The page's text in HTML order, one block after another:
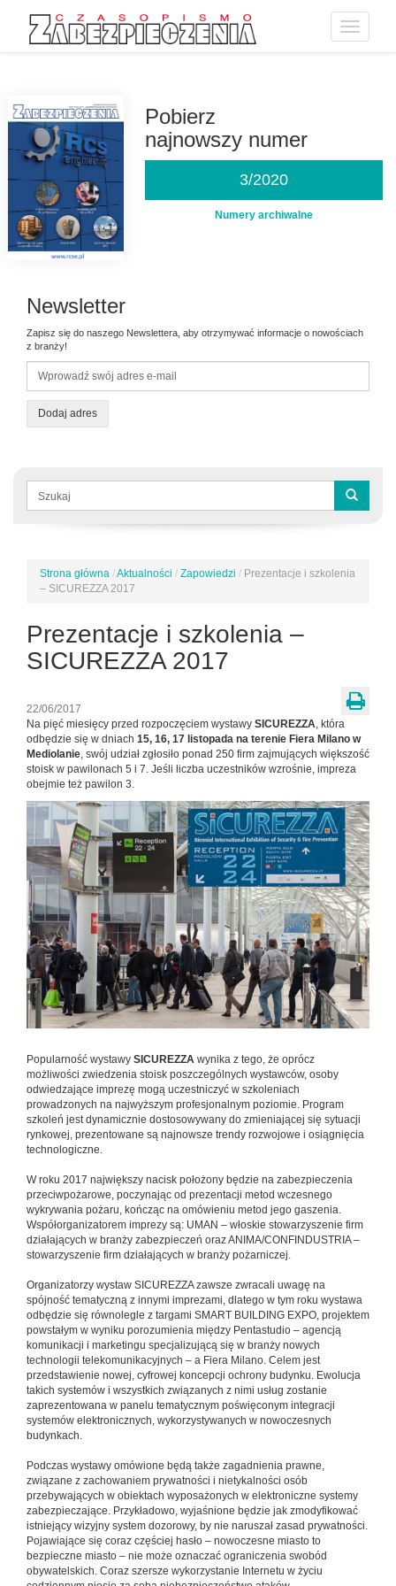
Toggle
Pobierz
najnowszy numer
3/2020
Numery archiwalne
Newsletter
Zapisz się do naszego Newslettera, aby otrzymywać informacje o nowościach
z branży!
Dodaj adres
Formularz
wyszukiwania
Jesteś
tutaj
Strona główna /Aktualności / Zapowiedzi / Prezentacje i szkolenia
– SICUREZZA 2017
Prezentacje i szkolenia –
SICUREZZA 2017
22/06/2017
Na pięć miesięcy przed rozpoczęciem wystawy SICUREZZA, która
odbędzie się w dniach 15, 16, 17 listopada na terenie Fiera Milano w
Mediolanie, swój udział zgłosiło ponad 250 firm zajmujących większość
stoisk w pawilonach 5 i 7. Jeśli liczba uczestników wzrośnie, impreza
obejmie też pawilon 3.
Popularność wystawy SICUREZZA wynika z tego, że oprócz
możliwości zwiedzenia stoisk poszczególnych wystawców, osoby
odwiedzające imprezę mogą uczestniczyć w szkoleniach
prowadzonych na najwyższym profesjonalnym poziomie. Program
szkoleń jest dynamicznie dostosowywany do zmieniającej się sytuacji
rynkowej, prezentowane są najnowsze trendy rozwojowe i osiągnięcia
technologiczne.
W roku 2017 największy nacisk położony będzie na zabezpieczenia
przeciwpożarowe, poczynając od prezentacji metod wczesnego
wykrywania pożaru, kończąc na omówieniu metod jego gaszenia.
Współorganizatorem imprezy są: UMAN – włoskie stowarzyszenie firm
działających w branży zabezpieczeń oraz ANIMA/CONFINDUSTRIA –
stowarzyszenie firm działających w branży pożarniczej.
Organizatorzy wystaw SICUREZZA zawsze zwracali uwagę na
spójność tematyczną z innymi imprezami, dlatego w tym roku wystawa
odbędzie się równolegle z targami SMART BUILDING EXPO, projektem
powstałym w wyniku porozumienia między Pentastudio – agencją
komunikacji i marketingu specjalizującą się w branży nowych
technologii telekomunikacyjnych – a Fiera Milano. Celem jest
przedstawienie nowej, cyfrowej koncepcji ochrony budynku. Ewolucja
takich systemów i wszystkich związanych z nimi usług zostanie
zaprezentowana w panelu tematycznym poświęconym integracji
systemów elektronicznych, wykorzystywanych w nowoczesnych
budynkach.
Podczas wystawy omówione będą także zagadnienia prawne,
związane z zachowaniem prywatności i nietykalności osób
przebywających w obiektach wyposażonych w elektroniczne systemy
zabezpieczające. Przykładowo, wyjaśnione będzie jak zmodyfikować
istniejący wizyjny system dozorowy, by nie naruszał zasad prywatności.
Pojawiające się coraz częściej hasło – nowoczesne miasto to
bezpieczne miasto – nie może oznaczać ograniczenia swobód
obywatelskich. Coraz szersze wykorzystanie Internetu w życiu